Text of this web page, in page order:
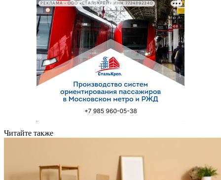
РЕКЛАМА • ООО «СТАЛЬКРЕП» ИНН 7724892340
Читайте также